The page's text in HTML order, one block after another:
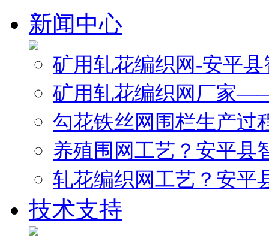
新闻中心
矿用轧花编织网-安平
矿用轧花编织网厂家
勾花铁丝网围栏生产过
养殖围网工艺？安平县
轧花编织网工艺？安平
技术支持